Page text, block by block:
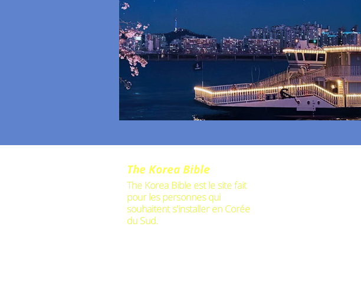
The Korea Bible
The Korea Bible est le site fait
pour les personnes qui
souhaitent s'installer en Corée
du Sud.